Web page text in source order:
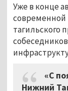
Уже в конце
современной
тагильского
«С
Нижний